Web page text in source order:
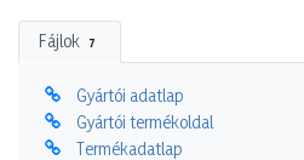
Fájlok 7
Gyártói adatlap
Gyártói termékoldal
Termékadatlap